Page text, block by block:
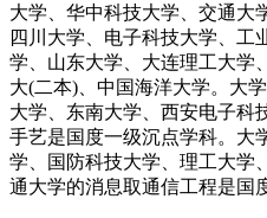
大学、华中科技大学、交通大
四川大学、电子科技大学、工
学、山东大学、大连理工大学
大(二本)、中国海洋大学。大
大学、东南大学、西安电子科
手艺是国度一级沉点学科。大
学、国防科技大学、理工大学
通大学的消息取通信工程是国